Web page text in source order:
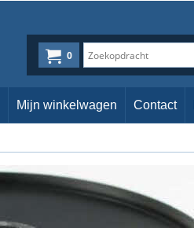
0
Mijn winkelwagen Contact